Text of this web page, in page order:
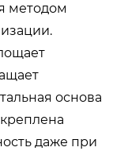
методом
основа
даже при